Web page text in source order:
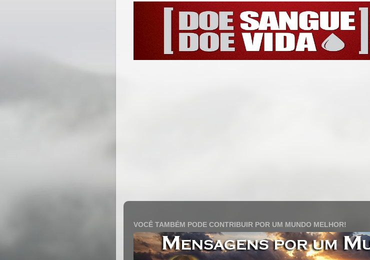
VOCÊ TAMBÉM PODE CONTRIBUIR POR UM MUNDO MELHOR!